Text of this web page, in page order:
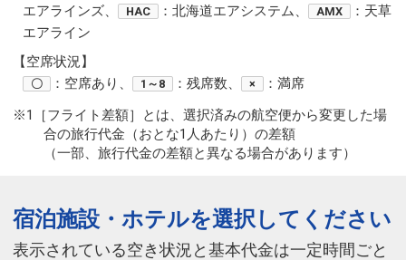
エアラインズ、
HAC ：北海道エアシステム、 AMX
：天草
エアライン
【空席状況】
〇 ：空席あり、 1～8 ：残席数、 ×
：満席
※1［フライト差額］とは、選択済みの航空便から変更した場
合の旅行代金（おとな1人あたり）の差額
（一部、旅行代金の差額と異なる場合があります）
宿泊施設・ホテルを選択してください
表示されている空き状況と基本代金は一定時間ごと